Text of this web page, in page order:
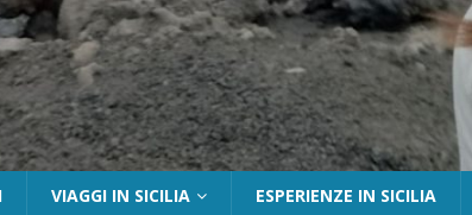
VIAGGI IN SICILIA ESPERIENZE IN SICILIA